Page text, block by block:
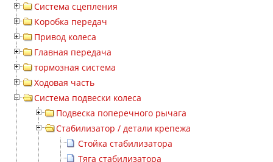
Система сцепления
Коробка передач
Привод колеса
Главная передача
тормозная система
Ходовая часть
Система подвески колеса
Подвеска поперечного рычага
Стабилизатор / детали крепежа
Стойка стабилизатора
Тяга стабилизатора